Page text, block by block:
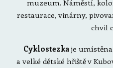
muzeum. Náměstí,
restaurace, vinárny,
chvil
Cyklostezka je
a velké dětské hřiště v